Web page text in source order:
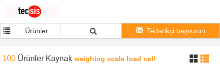
Ürünler Tedarikçi başvurun
100 Ürünler Kaynak weighing scale load cell